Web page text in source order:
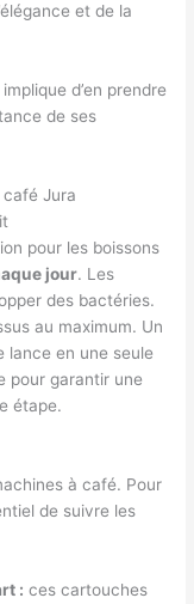
et de la
d’en prendre
de ses
Jura
pour les boissons
jour. Les
des bactéries.
au maximum. Un
lance en une seule
pour garantir une
étape.
à café. Pour
de suivre les
: ces cartouches